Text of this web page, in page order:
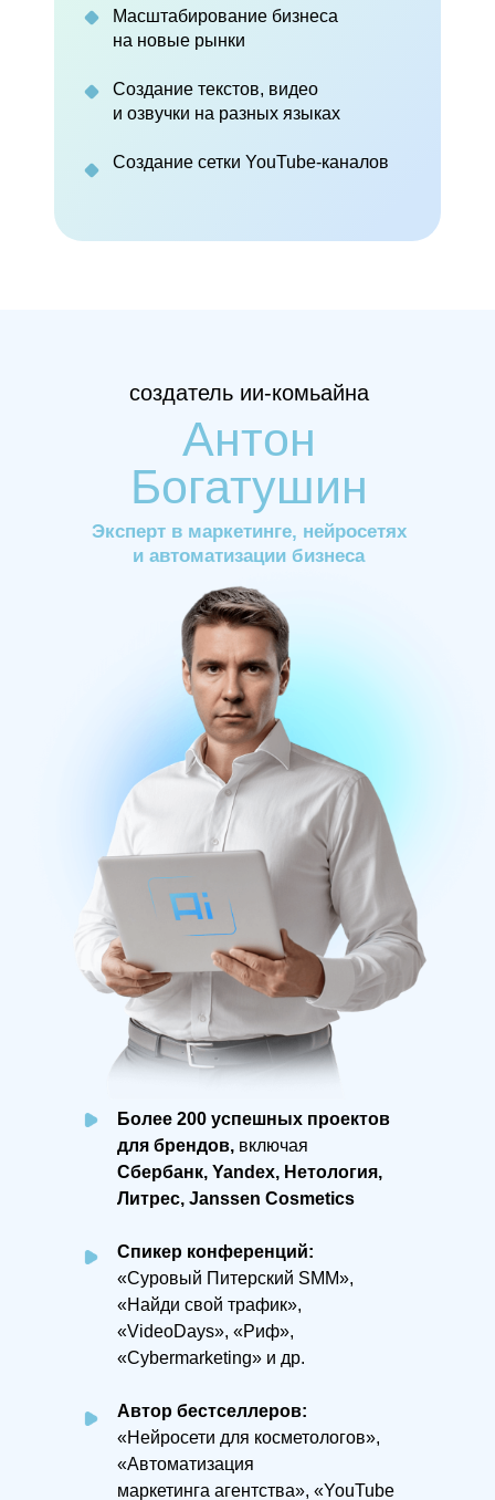
Масштабирование бизнеса
на новые рынки
Создание текстов, видео
и озвучки на разных языках
Создание сетки YouTube-каналов
Более 200 успешных проектов
для брендов, включая
Сбербанк, Yandex, Нетология,
Литрес, Janssen Cosmetics
Спикер конференций:
«Суровый Питерский SMM»,
«Найди свой трафик»,
«VideoDays», «Риф»,
«Cybermarketing» и др.
Автор бестселлеров:
«Нейросети для косметологов»,
«Автоматизация
маркетинга агентства», «YouTube
Сертифицированный спикерYouTube для
бизнеса в международной программе Creator Up
Владелецмаркетингового агентства UpSalesVideo
“Созвездие Косметики”
Эксперт в маркетинге, нейросетях
и автоматизации бизнеса
Антон
Богатушин
создатель ии-комьайна